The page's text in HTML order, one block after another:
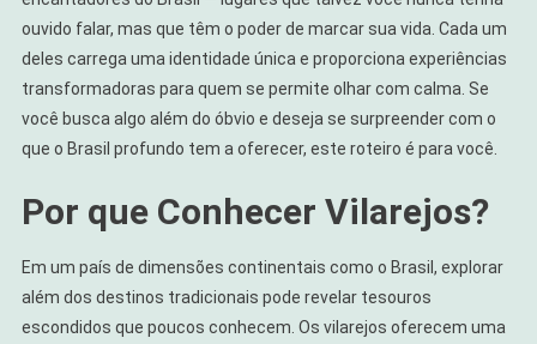
ouvido falar, mas que têm o poder de marcar sua vida. Cada um
deles carrega uma identidade única e proporciona experiências
transformadoras para quem se permite olhar com calma. Se
você busca algo além do óbvio e deseja se surpreender com o
que o Brasil profundo tem a oferecer, este roteiro é para você.
Por que Conhecer Vilarejos?
Em um país de dimensões continentais como o Brasil, explorar
além dos destinos tradicionais pode revelar tesouros
escondidos que poucos conhecem. Os vilarejos oferecem uma